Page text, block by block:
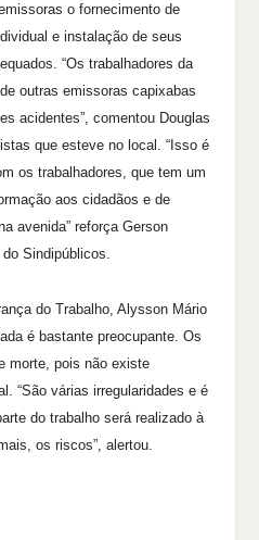
o fornecimento de
e instalação de seus
“Os trabalhadores da
outras emissoras capixabas
acidentes”, comentou Douglas
que esteve no local. “Isso é
os trabalhadores, que tem um
aos cidadãos e de
avenida” reforça Gerson
Sindipúblicos.
do Trabalho, Alysson Mário
é bastante preocupante. Os
morte, pois não existe
“São várias irregularidades e é
do trabalho será realizado à
os riscos”, alertou.